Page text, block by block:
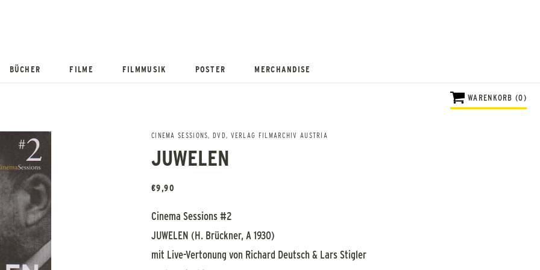
BÜCHER FILME FILMMUSIK POSTER MERCHANDISE
WARENKORB (0)
CINEMA SESSIONS,DVD, VERLAG FILMARCHIV AUSTRIA
JUWELEN
€9,90
Cinema Sessions #2
JUWELEN (H. Brückner, A 1930)
mit Live-Vertonung von Richard Deutsch & Lars Stigler